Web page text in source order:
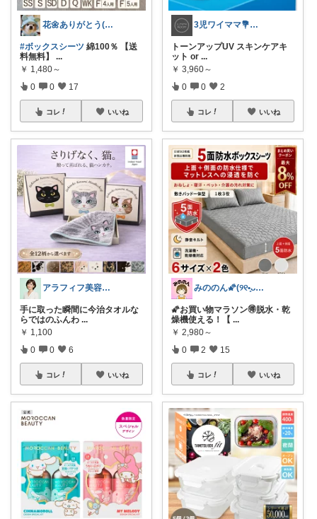
花🌼ありがとう(*･ω･)*_ _)ﾍ
#ボックスシーツ 綿100％ 【送
料無料】
...
￥ 1,480～
0 0 17
コレ いいね
アラフィフ美容研究所
手に取った瞬間に今治タオルな
らではのふんわ ...
￥ 1,100
0 0 6
コレ いいね
3児ワイママ💐バタバタでも回る暮らし✨
トーンアップUV スキンケアキ
ット or ...
￥ 3,960～
0 0 2
コレ いいね
みののん🌠(୨୧•͈ᴗ•͈)感謝♡
🌠お買い物マラソン🉐脱水・乾
燥機使える！【 ...
￥ 2,980～
0 2 15
コレ いいね